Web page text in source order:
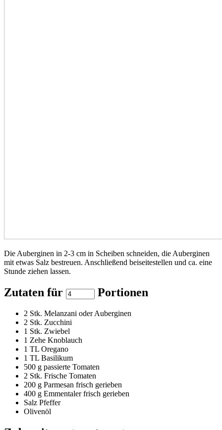
Die Auberginen in 2-3 cm in Scheiben schneiden, die Auberginen
mit etwas Salz bestreuen. Anschließend beiseitestellen und ca. eine
Stunde ziehen lassen.
Zutaten für Portionen
2 Stk. Melanzani oder Auberginen
2 Stk. Zucchini
1 Stk. Zwiebel
1 Zehe Knoblauch
1 TL Oregano
1 TL Basilikum
500 g passierte Tomaten
2 Stk. Frische Tomaten
200 g Parmesan frisch gerieben
400 g Emmentaler frisch gerieben
Salz Pfeffer
Olivenöl